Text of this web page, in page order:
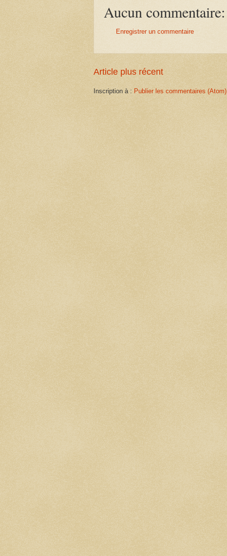
Aucun commentaire:
Enregistrer un commentaire
Article plus récent
Inscription à : Publier les commentaires (Atom)